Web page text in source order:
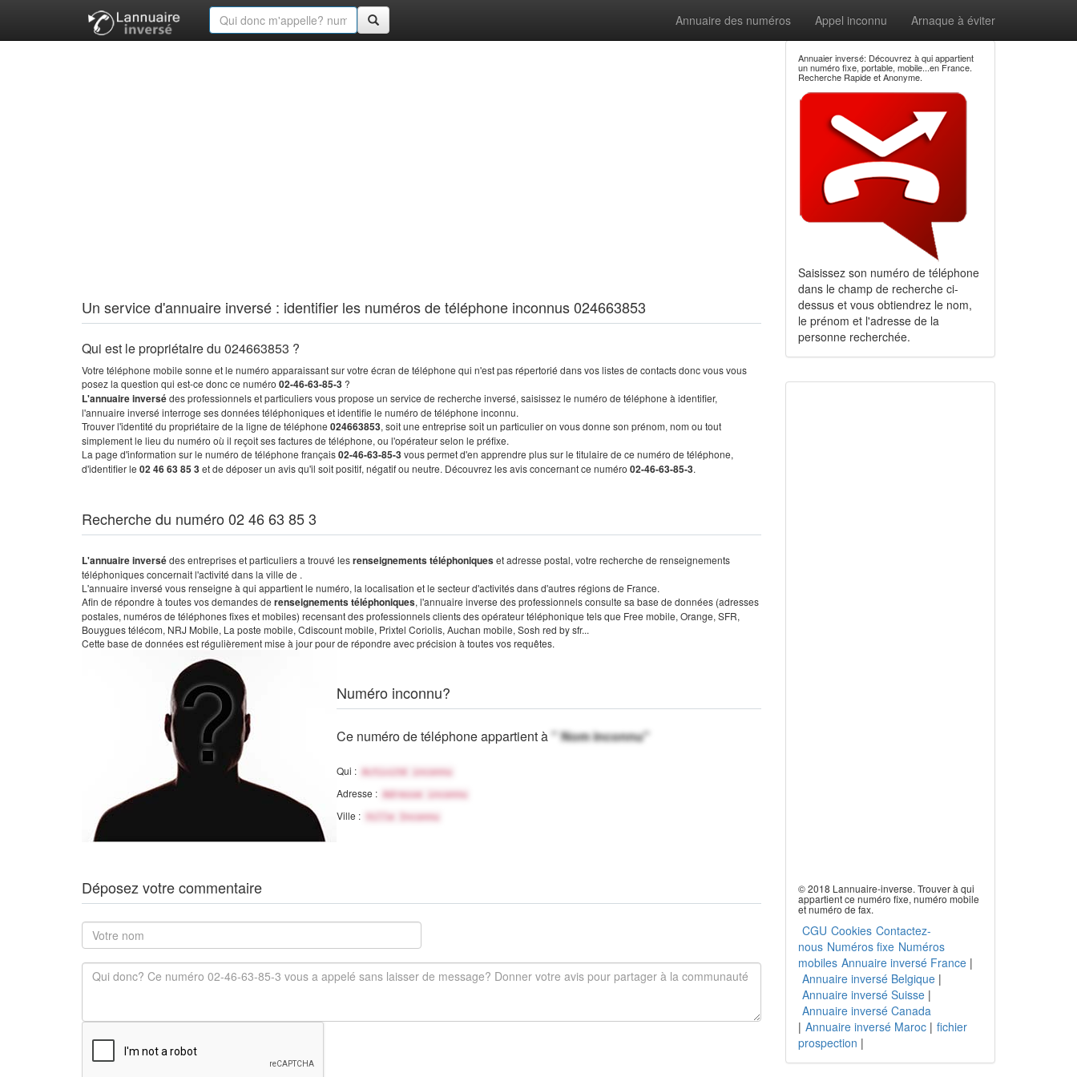
Annuaire des numéros Appel inconnu Arnaque à éviter
Un service d'annuaire inversé : identifier les numéros de téléphone inconnus 024663853
Qui est le propriétaire du 024663853 ?
Votre téléphone mobile sonne et le numéro apparaissant sur votre écran de téléphone qui n'est pas répertorié dans vos listes de contacts donc vous vous
posez la question qui est-ce donc ce numéro 02-46-63-85-3 ?
L'annuaire inversédes professionnels et particuliers vous propose un service de recherche inversé, saisissez le numéro de téléphone à identifier,
l'annuaire inversé interroge ses données téléphoniques et identifie le numéro de téléphone inconnu.
Trouver l'identité du propriétaire de la ligne de téléphone 024663853, soit une entreprise soit un particulier on vous donne son prénom, nom ou tout
simplement le lieu du numéro où il reçoit ses factures de téléphone, ou l'opérateur selon le préfixe.
La page d'information sur le numéro de téléphone français02-46-63-85-3vous permet d'en apprendre plus sur le titulaire de ce numéro de téléphone,
d'identifier le 02 46 63 85 3et de déposer un avis qu'il soit positif, négatif ou neutre. Découvrez les avis concernant ce numéro 02-46-63-85-3.
Recherche du numéro 02 46 63 85 3
L'annuaire inversédes entreprises et particuliers a trouvé lesrenseignements téléphoniqueset adresse postal, votre recherche de renseignements
téléphoniques concernait l'activité dans la ville de .
L'annuaire inversé vous renseigne à qui appartient le numéro, la localisation et le secteur d'activités dans d'autres régions de France.
Afin de répondre à toutes vos demandes de renseignements téléphoniques, l'annuaire inverse des professionnels consulte sa base de données (adresses
postales, numéros de téléphones fixes et mobiles) recensant des professionnels clients des opérateur téléphonique tels que Free mobile, Orange, SFR,
Bouygues télécom, NRJ Mobile, La poste mobile, Cdiscount mobile, Prixtel Coriolis, Auchan mobile, Sosh red by sfr...
Cette base de données est régulièrement mise à jour pour de répondre avec précision à toutes vos requêtes.
Numéro inconnu?
Ce numéro de téléphone appartient à" Nom inconnu"
Qui : Activité inconnu
Adresse : Adresse inconnu
Ville : Ville Inconnu
Déposez votre commentaire
Annuaier inversé: Découvrez à qui appartient
un numéro fixe, portable, mobile...en France.
Recherche Rapide et Anonyme.
Saisissez son numéro de téléphone
dans le champ de recherche ci-
dessus et vous obtiendrez le nom,
le prénom et l'adresse de la
personne recherchée.
© 2018 Lannuaire-inverse. Trouver à qui
appartient ce numéro fixe, numéro mobile
et numéro de fax.
CGU Cookies Contactez-
nous Numéros fixe Numéros
mobiles Annuaire inversé France|
Annuaire inversé Belgique|
Annuaire inversé Suisse|
Annuaire inversé Canada
| Annuaire inversé Maroc| fichier
prospection |